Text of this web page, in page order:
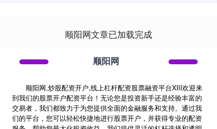
顺阳网文章已加载完成
顺阳网
顺阳网,炒股配资开户,线上杠杆配资股票融资平台XIII‌欢迎来
到我们的股票开户配资平台！无论您是投资新手还是经验丰富的
交易者，我们都致力于为您提供全面的金融服务和支持。通过我
们的平台，您可以轻松快捷地进行股票开户，并获得专业的配资